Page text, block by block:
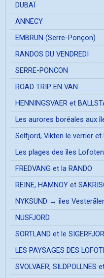
DUBAÏ
ANNECY
EMBRUN (Serre-Ponçon)
RANDOS DU VENDREDI
SERRE-PONCON
ROAD TRIP EN VAN
HENNINGSVAER et
Les aurores boréales aux
Selfjord, Vikten le verrier et
Les plages des îles Lofoten
FREDVANG et la RANDO
REINE, HAMNOY et
NYKSUND → îles
NUSFJORD
SORTLAND et le
LES PAYSAGES DES
SVOLVAER, SILDPOLLNES